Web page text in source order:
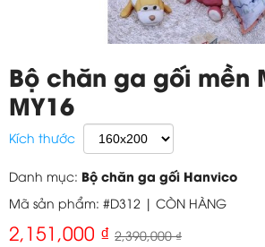
Bộ chăn ga gối mền
MY16
Kích thước
Danh mục: Bộ chăn ga gối Hanvico
Mã sản phẩm: #D312 | CÒN HÀNG
2,151,000 ₫ 2,390,000 ₫